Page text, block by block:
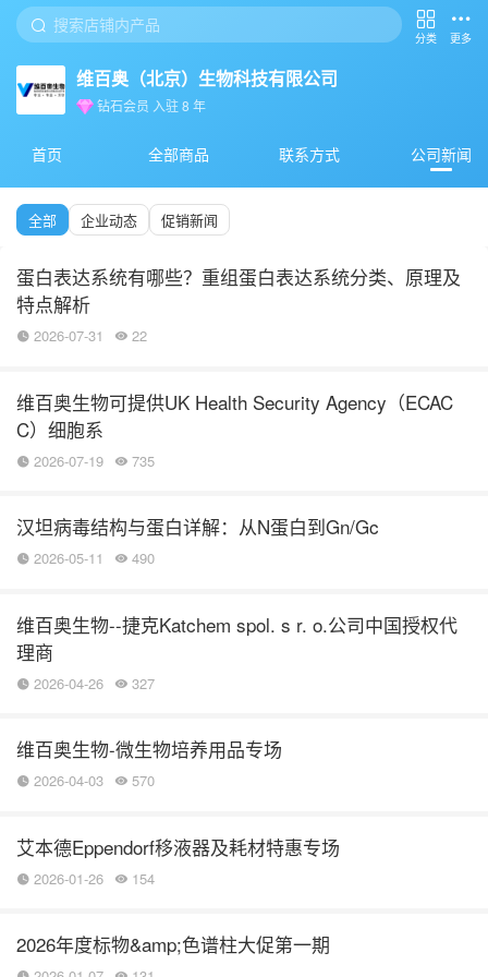
分类 更多
维百奥（北京）生物科技有限公司
钻石会员 入驻8 年
首页 全部商品 联系方式 公司新闻
全部 企业动态 促销新闻
蛋白表达系统有哪些？重组蛋白表达系统分类、原理及
特点解析
2026-07-31 22
维百奥生物可提供UK Health Security Agency（ECAC
C）细胞系
2026-07-19 735
汉坦病毒结构与蛋白详解：从N蛋白到Gn/Gc
2026-05-11 490
维百奥生物--捷克Katchem spol. s r. o.公司中国授权代
理商
2026-04-26 327
维百奥生物-微生物培养用品专场
2026-04-03 570
艾本德Eppendorf移液器及耗材特惠专场
2026-01-26 154
2026年度标物&amp;色谱柱大促第一期